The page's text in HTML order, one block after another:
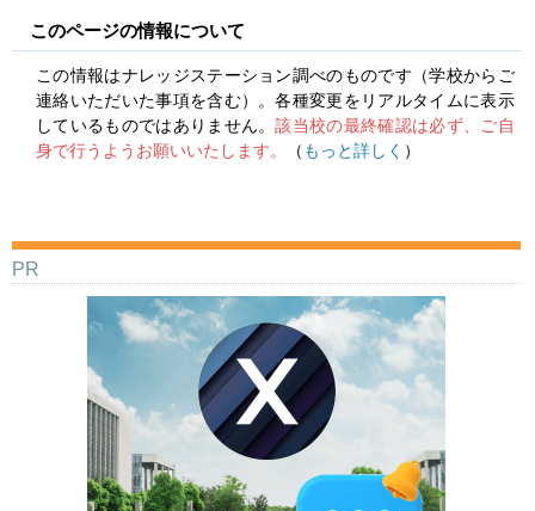
このページの情報について
この情報はナレッジステーション調べのものです（学校からご
連絡いただいた事項を含む）。各種変更をリアルタイムに表示
しているものではありません。該当校の最終確認は必ず、ご自
身で行うようお願いいたします。
（ もっと詳しく ）
PR